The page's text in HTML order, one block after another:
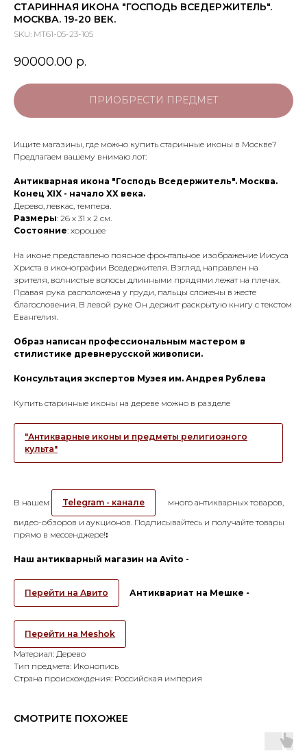
СТАРИННАЯ ИКОНА "ГОСПОДЬ ВСЕДЕРЖИТЕЛЬ".
МОСКВА. 19-20 ВЕК.
SKU: МТ61-05-23-105
90000.00 р.
ПРИОБРЕСТИ ПРЕДМЕТ
Ищите магазины, где можно купить старинные иконы в Москве?
Предлагаем вашему внимаю лот:
Антикварная икона "Господь Вседержитель". Москва.
Конец XIX - начало ХХ века.
Дерево, левкас, темпера.
Размеры: 26 х 31 х 2 см.
Состояние: хорошее
На иконе представлено поясное фронтальное изображение Иисуса
Христа в иконографии Вседержителя. Взгляд направлен на
зрителя, волнистые волосы длинными прядями лежат на плечах.
Правая рука расположена у груди, пальцы сложены в жесте
благословения. В левой руке Он держит раскрытую книгу с текстом
Евангелия.
Образ написан профессиональным мастером в
стилистике древнерусской живописи.
Консультация экспертов Музея им. Андрея Рублева
Купить старинные иконы на дереве можно в разделе
"Антикварные иконы и предметы религиозного
культа"
В нашем Telegram - канале
много антикварных товаров,
видео-обзоров и аукционов. Подписывайтесь и получайте товары
прямо в мессенджере!:
Наш антикварный магазин на Avito -
Перейти на Авито Антиквариат на Мешке -
Перейти на Meshok
Материал: Дерево
Тип предмета: Иконопись
Страна происхождения: Российская империя
СМОТРИТЕ ПОХОЖЕЕ